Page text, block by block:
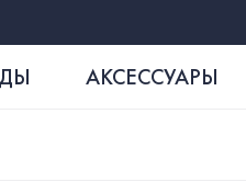
АКСЕССУАРЫ